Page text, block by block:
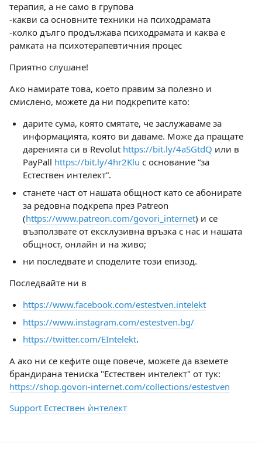
терапия, а не само в групова
-какви са основните техники на психодрамата
-колко дълго продължава психодрамата и каква е
рамката на психотерапевтичния процес
Приятно слушане!
Ако намирате това, което правим за полезно и
смислено, можете да ни подкрепите като:
дарите сума, която смятате, че заслужаваме за
информацията, която ви даваме. Може да пращате
даренията си в Revolut https://bit.ly/4aSGtdQ или в
PayPall https://bit.ly/4hr2Klu с основание “за
Естествен интелект”.
станете част от нашата общност като се абонирате
за редовна подкрепа през Patreon
(https://www.patreon.com/govori_internet) и се
възползвате от ексклузивна връзка с нас и нашата
общност, онлайн и на живо;
ни последвате и споделите този епизод.
Последвайте ни в
https://www.facebook.com/estestven.intelekt
https://www.instagram.com/estestven.bg/
https://twitter.com/EIntelekt.
А ако ни се кефите още повече, можете да вземете
брандирана тениска "Естествен интелект" от тук:
https://shop.govori-internet.com/collections/estestven
Support Естествен ѝнтелект